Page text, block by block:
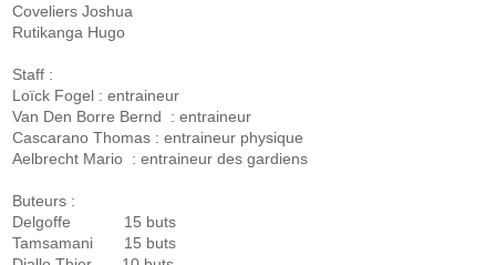
Coveliers Joshua
Rutikanga Hugo
Staff :
Loïck Fogel : entraineur
Van Den Borre Bernd : entraineur
Cascarano Thomas : entraineur physique
Aelbrecht Mario : entraineur des gardiens
Buteurs :
Delgoffe 15 buts
Tamsamani 15 buts